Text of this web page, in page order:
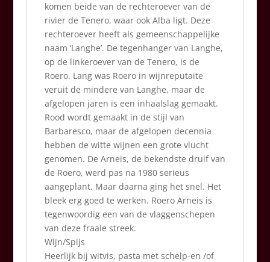
komen beide van de rechteroever van de
rivier de Tenero, waar ook Alba ligt. Deze
rechteroever heeft als gemeenschappelijke
naam ‘Langhe’. De tegenhanger van Langhe,
op de linkeroever van de Tenero, is de
Roero. Lang was Roero in wijnreputaite
veruit de mindere van Langhe, maar de
afgelopen jaren is een inhaalslag gemaakt.
Rood wordt gemaakt in de stijl van
Barbaresco, maar de afgelopen decennia
hebben de witte wijnen een grote vlucht
genomen. De Arneis, de bekendste druif van
de Roero, werd pas na 1980 serieus
aangeplant. Maar daarna ging het snel. Het
bleek erg goed te werken. Roero Arneis is
tegenwoordig een van de vlaggenschepen
van deze fraaie streek.
Wijn/Spijs
Heerlijk bij witvis, pasta met schelp-en /of